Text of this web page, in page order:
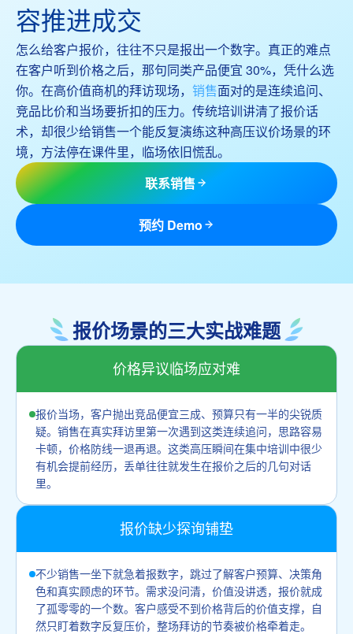
容推进成交
怎么给客户报价，往往不只是报出一个数字。真正的难点
在客户听到价格之后，那句同类产品便宜 30%，凭什么选
你。在高价值商机的拜访现场， 销售面对的是连续追问、
竞品比价和当场要折扣的压力。传统培训讲清了报价话
术，却很少给销售一个能反复演练这种高压议价场景的环
境，方法停在课件里，临场依旧慌乱。
联系销售
预约 Demo
报价场景的三大实战难题
价格异议临场应对难
报价当场，客户抛出竞品便宜三成、预算只有一半的尖锐质
疑。销售在真实拜访里第一次遇到这类连续追问，思路容易
卡顿，价格防线一退再退。这类高压瞬间在集中培训中很少
有机会提前经历，丢单往往就发生在报价之后的几句对话
里。
报价缺少探询铺垫
不少销售一坐下就急着报数字，跳过了解客户预算、决策角
色和真实顾虑的环节。需求没问清，价值没讲透，报价就成
了孤零零的一个数。客户感受不到价格背后的价值支撑，自
然只盯着数字反复压价，整场拜访的节奏被价格牵着走。